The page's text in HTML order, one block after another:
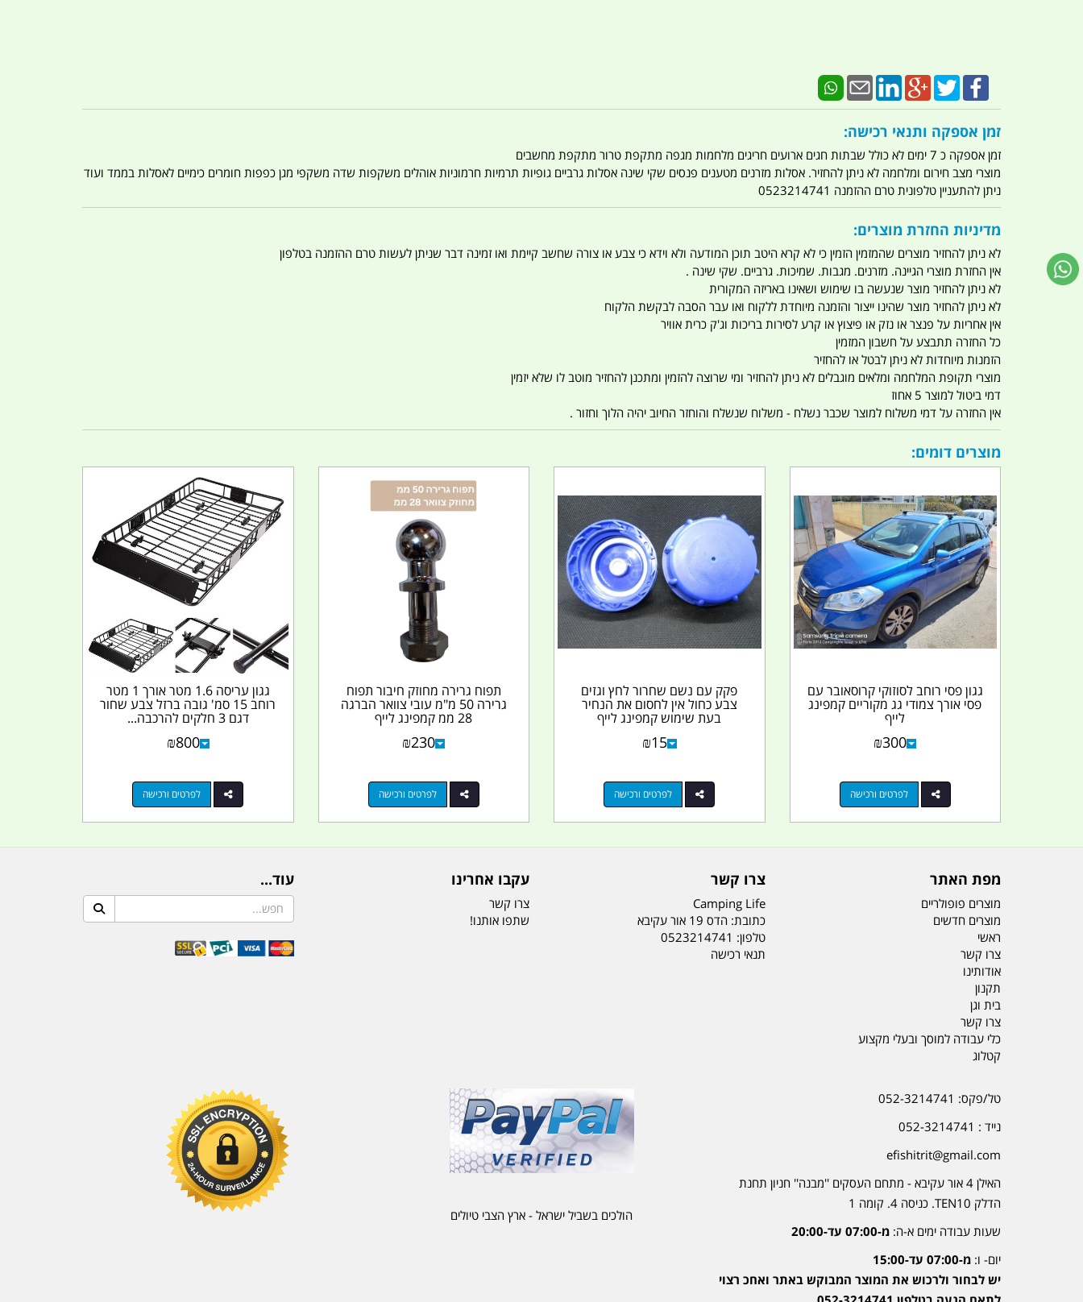
זמן אספקה ותנאי רכישה:
זמן אספקה כ 7 ימים לא כולל שבתות חגים ארועים חריגים מלחמות מגפה מתקפת טרור מתקפת מחשבים
מוצרי מצב חירום ומלחמה לא ניתן להחזיר. אסלות מזרנים מטענים פנסים שקי שינה אסלות גרביים גופיות תרמיות חרמוניות אוהלים משקפות שדה משקפי מגן כפפות חומרים כימיים לאסלות בממד ועוד
ניתן להתעניין טלפונית טרם ההזמנה 0523214741
מדיניות החזרת מוצרים:
לא ניתן להחזיר מוצרים שהמזמין הזמין כי לא קרא היטב תוכן המודעה ולא וידא כי צבע או צורה שחשב קיימת ואו זמינה דבר שניתן לעשות טרם ההזמנה בטלפון
אין החזרת מוצרי הגיינה. מזרנים. מגבות. שמיכות. גרביים. שקי שינה .
לא ניתן להחזיר מוצר שנעשה בו שימוש ושאינו באריזה המקורית
לא ניתן להחזיר מוצר שהינו ייצור והזמנה מיוחדת ללקוח ואו עבר הסבה לבקשת הלקוח
אין אחריות על פנצר או נזק או פיצוץ או קרע לסירות בריכות וג'ק כרית אוויר
כל החזרה תתבצע על חשבון המזמין
הזמנות מיוחדות לא ניתן לבטל או להחזיר
מוצרי תקופת המלחמה ומלאים מוגבלים לא ניתן להחזיר ומי שרוצה להזמין ומתכנן להחזיר מוטב לו שלא יזמין
דמי ביטול למוצר 5 אחוז
אין החזרה על דמי משלוח למוצר שכבר נשלח - משלוח שנשלח והוחזר החיוב יהיה הלוך וחזור .
מוצרים דומים:
גגון פסי רוחב לסוזוקי קרוסאובר עם
פסי אורך צמודי גג מקוריים קמפינג
לייף
₪300
לפרטים ורכישה
פקק עם נשם שחרור לחץ וגזים
צבע כחול אין לחסום את הנחיר
בעת שימוש קמפינג לייף
₪15
לפרטים ורכישה
תפוח גרירה מחוזק חיבור תפוח
גרירה 50 מ"מ עובי צוואר הברגה
28 ממ קמפינג לייף
₪230
לפרטים ורכישה
גגון עריסה 1.6 מטר אורך 1 מטר
רוחב 15 סמ' גובה ברזל צבע שחור
דגם 3 חלקים להרכבה...
₪800
לפרטים ורכישה
מפת האתר
מוצרים פופולריים
מוצרים חדשים
ראשי
צרו קשר
אודותינו
תקנון
בית וגן
צרו קשר
כלי עבודה למוסך ובעלי מקצוע
קטלוג
צרו קשר
Camping Life
כתובת: הדס 19 אור עקיבא
טלפון: 0523214741
תנאי רכישה
עקבו אחרינו
צרו קשר
שתפו אותנו!
עוד...
טל/פקס: 052-3214741
נייד : 052-3214741
efishitrit@gmail.com
האילן 4 אור עקיבא - מתחם העסקים ''מבנה'' חניון תחנת
הדלק TEN10. כניסה 4. קומה 1
שעות עבודה ימים א-ה: מ-07:00 עד-20:00
יום- ו: מ-07:00 עד-15:00
יש לבחור ולרכוש את המוצר המבוקש באתר ואחכ רצוי
הולכים בשביל ישראל - ארץ הצבי טיולים